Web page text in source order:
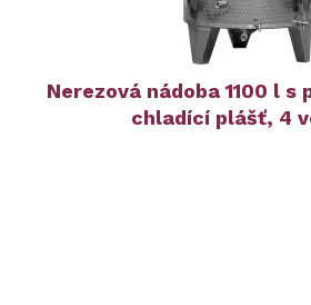
Nerezová nádoba 1100 l s
chladící plášť, 4